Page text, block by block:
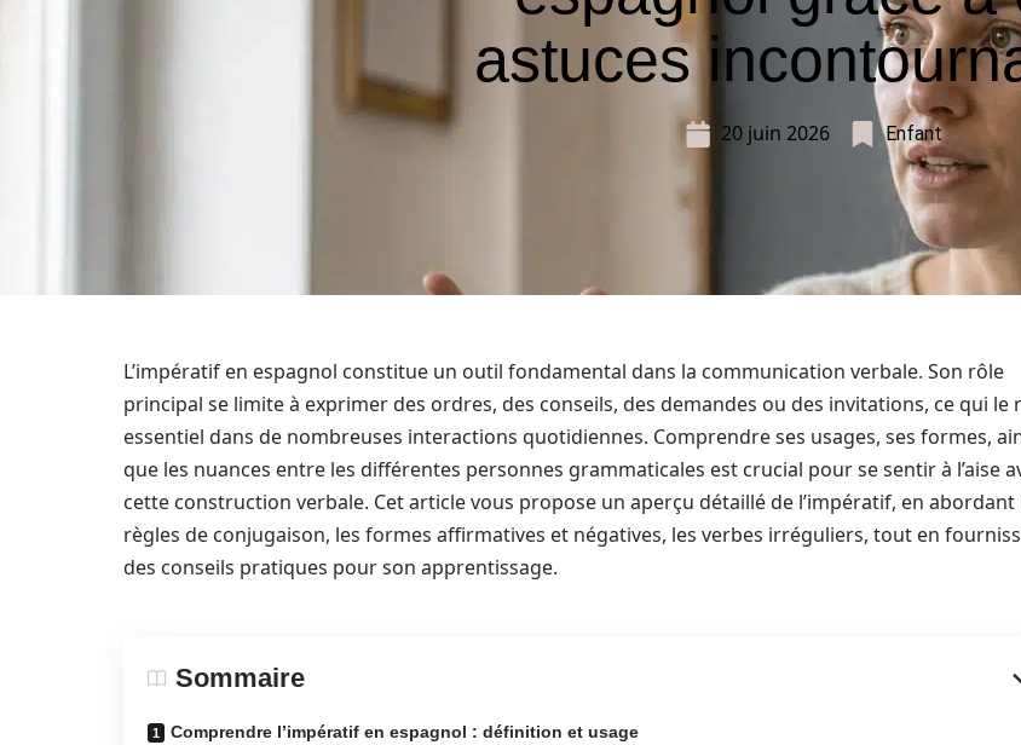
astuces
20 juin 2026 Enfant
L’impératif en espagnol constitue un outil fondamental dans la communication verbale. Son rôle
principal se limite à exprimer des ordres, des conseils, des demandes ou des invitations, ce qui le
essentiel dans de nombreuses interactions quotidiennes. Comprendre ses usages, ses formes,
que les nuances entre les différentes personnes grammaticales est crucial pour se sentir à l’aise
cette construction verbale. Cet article vous propose un aperçu détaillé de l’impératif, en abordant
règles de conjugaison, les formes affirmatives et négatives, les verbes irréguliers, tout en
des conseils pratiques pour son apprentissage.
Sommaire
Comprendre l’impératif en espagnol : définition et usage